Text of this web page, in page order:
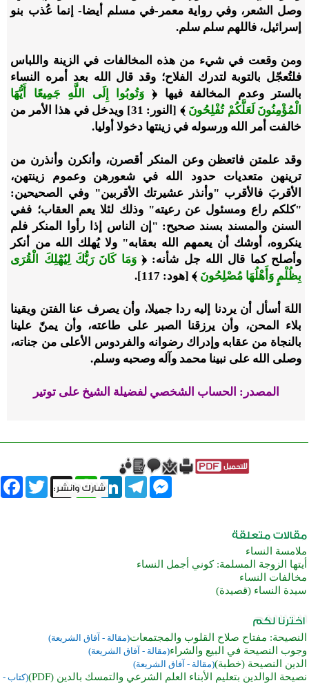
وصل الشعر، وفي رواية معمر-في مسلم أيضا- إنما عُذب بنو
إسرائيل، فاللهم سلم سلم.
ومن وقعت في شيء من هذه المخالفات في الزينة واللباس
فلتُعجّل بالتوبة لتدرك الفلاح؛ وقد قال الله بعد أمره النساء
بالستر وعدم المخالفة فيها ﴿ وَتُوبُوا إِلَى اللَّهِ جَمِيعًا أَيُّهَا
الْمُؤْمِنُونَ لَعَلَّكُمْ تُفْلِحُونَ
﴾ [النور: 31] ويدخل في هذا الأمر من
خالفت أمر الله ورسوله في زينتها دخولا أوليا.
وقد علمتن فاتعظن وعن المنكر أقصرن، وأنكرن وأنذرن من
ترينهن متعديات حدود الله في شعورهن وعموم زينتهن،
الأقربَ فالأقرب "وأنذر عشيرتك الأقربين" وفي الصحيحين:
"كلكم راع ومسئول عن رعيته" وذلك لئلا يعم العقاب؛ ففي
السنن والمسند بسند صحيح: "إن الناس إذا رأوا المنكر فلم
ينكروه، أوشك أن يعمهم الله بعقابه" ولا يُهلك الله من أنكر
وأصلح كما قال الله جل شأنه: ﴿وَمَا كَانَ رَبُّكَ لِيُهْلِكَ الْقُرَى
بِظُلْمٍ وَأَهْلُهَا مُصْلِحُونَ ﴾ [هود: 117].
اللهَ أسأل أن يردنا إليه ردا جميلا، وأن يصرف عنا الفتن ويقينا
بلاء المحن، وأن يرزقنا الصبر على طاعته، وأن يمنّ علينا
بالنجاة من عقابه وإدراك رضوانه والفردوس الأعلى من جناته،
وصلى الله على نبينا محمد وآله وصحبه وسلم.
المصدر: الحساب الشخصي لفضيلة الشيخ على توتير
Twitter X
WhatsAppLinkedInTelegram
Messenger
ملامسة النساء
أيتها الزوجة المسلمة: كوني أجمل النساء
مخالفات النساء
سيدة النساء (قصيدة)
النصيحة: مفتاح صلاح القلوب والمجتمعات(مقالة - آفاق الشريعة)
وجوب النصيحة في البيع والشراء(مقالة - آفاق الشريعة)
الدين النصيحة (خطبة)(مقالة - آفاق الشريعة)
نصيحة الوالدين بتعليم الأبناء العلم الشرعي والتمسك بالدين (PDF)
(كتاب -